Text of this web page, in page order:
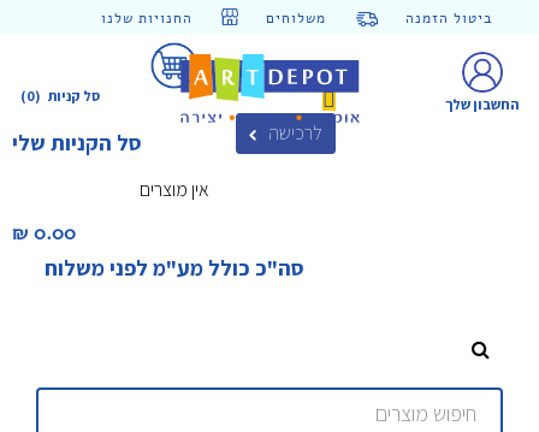
ביטול הזמנה משלוחים החנויות שלנו
(0) סל קניות
סל הקניות שלי לרכישה
אין מוצרים
0.00 ₪‎
סה"כ כולל מע"מ לפני משלוח
החשבון שלך